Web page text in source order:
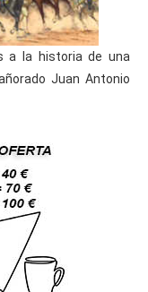
a la historia de una
Juan Antonio